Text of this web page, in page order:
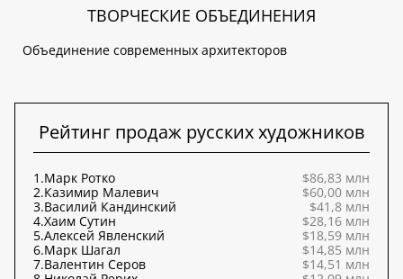
ТВОРЧЕСКИЕ ОБЪЕДИНЕНИЯ
Объединение современных архитекторов
Рейтинг продаж русских художников
1.Марк Ротко
$86,83 млн
2.Казимир Малевич
$60,00 млн
3.Василий Кандинский
$41,8 млн
4.Хаим Сутин
$28,16 млн
5.Алексей Явленский
$18,59 млн
6.Марк Шагал
$14,85 млн
7.Валентин Серов
$14,51 млн